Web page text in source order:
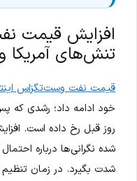
افزایش قیمت
تنش‌های آمریکا و
قیمت نفت وست‌تگزاس
روز قبل رخ داده است.
شده نگرانی‌ها درباره
شدت بگیرد. در زمان